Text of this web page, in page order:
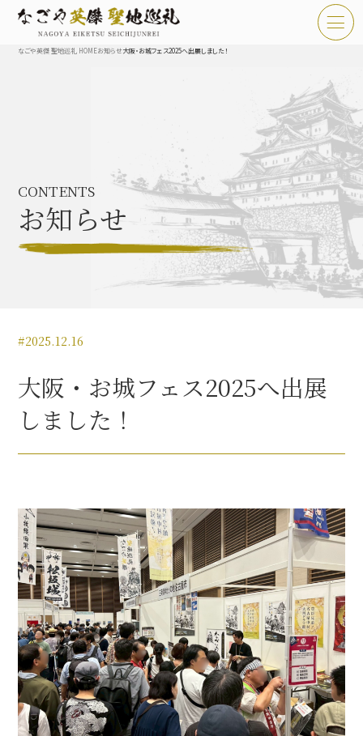
なごや英傑 聖地巡礼とは
なごや英傑 史跡 一覧
なごや英傑 グルメ・土産 一覧
なごや英傑 体験・イベント
秀長関連 史跡 一覧
秀長グルメ・土産一覧
豊臣秀吉と名古屋の関係
秀吉関連 史跡 一覧
秀吉グルメ・土産 一覧
秀吉功路
なごや英傑 聖地巡礼 HOMEお知らせ大阪・お城フェス2025へ出展しました！
CONTENTS
お知らせ
#2025.12.16
大阪・お城フェス2025へ出展
しました！